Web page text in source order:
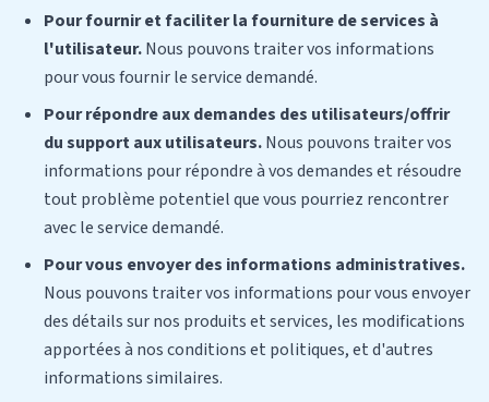
Pour fournir et faciliter la fourniture de services à
l'utilisateur.Nous pouvons traiter vos informations
pour vous fournir le service demandé.
Pour répondre aux demandes des utilisateurs/offrir
du support aux utilisateurs.Nous pouvons traiter vos
informations pour répondre à vos demandes et résoudre
tout problème potentiel que vous pourriez rencontrer
avec le service demandé.
Pour vous envoyer des informations administratives.
Nous pouvons traiter vos informations pour vous envoyer
des détails sur nos produits et services, les modifications
apportées à nos conditions et politiques, et d'autres
informations similaires.